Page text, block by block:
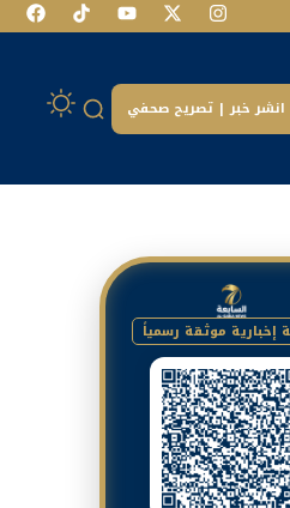
انشر خبر | تصريح صحفي
إخبارية موثقة رسمياً